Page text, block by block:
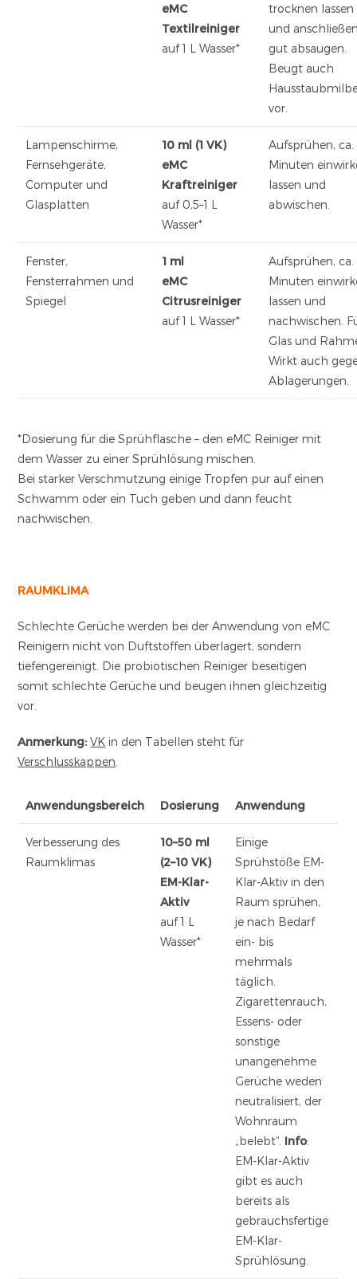
eMC
Textilreiniger
auf 1 L Wasser*
trocknen lassen
und
gut absaugen.
Beugt auch
vor.
Lampenschirme,
Fernsehgeräte,
Computer und
Glasplatten
10 ml (1 VK)
eMC
Kraftreiniger
auf 0,5–1 L
Wasser*
Aufsprühen, ca.
Minuten
lassen und
abwischen.
Fenster,
Fensterrahmen und
Spiegel
1 ml
eMC
Citrusreiniger
auf 1 L Wasser*
Aufsprühen, ca.
Minuten
lassen und
nachwischen.
Glas und
Wirkt auch
Ablagerungen.
*Dosierung für die Sprühflasche – den eMC Reiniger mit
dem Wasser zu einer Sprühlösung mischen.
Bei starker Verschmutzung einige Tropfen pur auf einen
Schwamm oder ein Tuch geben und dann feucht
nachwischen.
RAUMKLIMA
Schlechte Gerüche werden bei der Anwendung von eMC
Reinigern nicht von Duftstoffen überlagert, sondern
tiefengereinigt. Die probiotischen Reiniger beseitigen
somit schlechte Gerüche und beugen ihnen gleichzeitig
vor.
Anmerkung: VK in den Tabellen steht für
Verschlusskappen
Anwendungsbereich Dosierung Anwendung
Verbesserung des
Raumklimas
10–50 ml
(2–10 VK)
EM-Klar-
Aktiv
auf 1 L
Wasser*
Einige
Sprühstöße EM-
Klar-Aktiv in den
Raum sprühen,
je nach Bedarf
ein- bis
mehrmals
täglich.
Zigarettenrauch,
Essens- oder
sonstige
unangenehme
Gerüche weden
neutralisiert, der
Wohnraum
„belebt“. Info:
EM-Klar-Aktiv
gibt es auch
bereits als
gebrauchsfertige
EM-Klar-
Sprühlösung.